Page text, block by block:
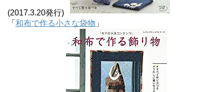
(2017.3.20発行)
「 和布で作る小さな袋物 」